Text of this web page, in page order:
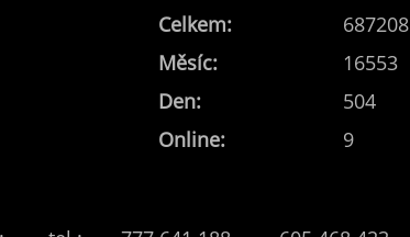
Online: 9
Celkem:
687208
Měsíc:
16553
Den:
504